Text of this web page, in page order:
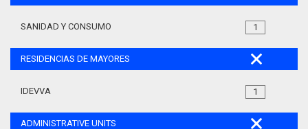
1
SANIDAD Y CONSUMO
RESIDENCIAS DE MAYORES
1
IDEVVA
ADMINISTRATIVE UNITS